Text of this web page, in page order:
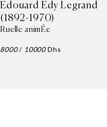
Edouard Edy Legrand
(1892-1970)
Ruelle animÉe
8000/ 10000Dhs